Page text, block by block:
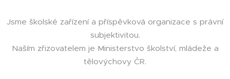
Jsme školské zařízení a příspěvková organizace s právní
subjektivitou.
Naším zřizovatelem je Ministerstvo školství, mládeže a
tělovýchovy ČR.